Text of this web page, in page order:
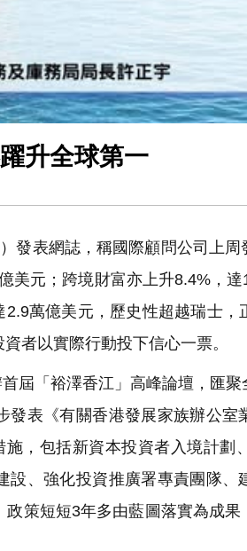
升全球第一
發表網誌，稱國際顧問公司上
美元；跨境財富亦上升8.4%，
萬億美元，歷史性超越瑞士，
者以實際行動投下信心一票。
屆「裕澤香江」高峰論壇，匯
表《有關香港發展家族辦公室
，包括新資本投資者入境計劃
設、強化投資推廣署專責團隊
策短短3年多由藍圖落實為成